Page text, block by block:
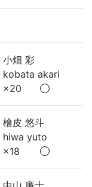
小畑 彩
kobata akari
×20
檜皮 悠斗
hiwa yuto
×18